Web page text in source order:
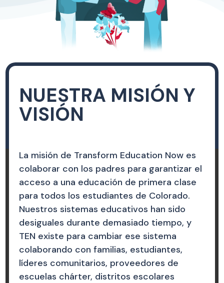
NUESTRA MISIÓN Y
VISIÓN
La misión de Transform Education Now es
colaborar con los padres para garantizar el
acceso a una educación de primera clase
para todos los estudiantes de Colorado.
Nuestros sistemas educativos han sido
desiguales durante demasiado tiempo, y
TEN existe para cambiar ese sistema
colaborando con familias, estudiantes,
líderes comunitarios, proveedores de
escuelas chárter, distritos escolares